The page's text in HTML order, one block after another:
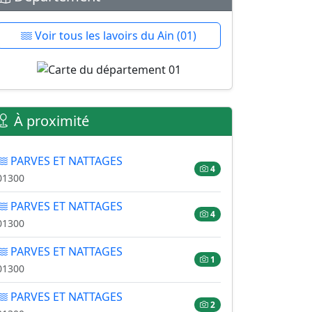
Voir tous les lavoirs du Ain (01)
À proximité
PARVES ET NATTAGES
4
PARVES ET NATTAGES
4
PARVES ET NATTAGES
1
PARVES ET NATTAGES
2